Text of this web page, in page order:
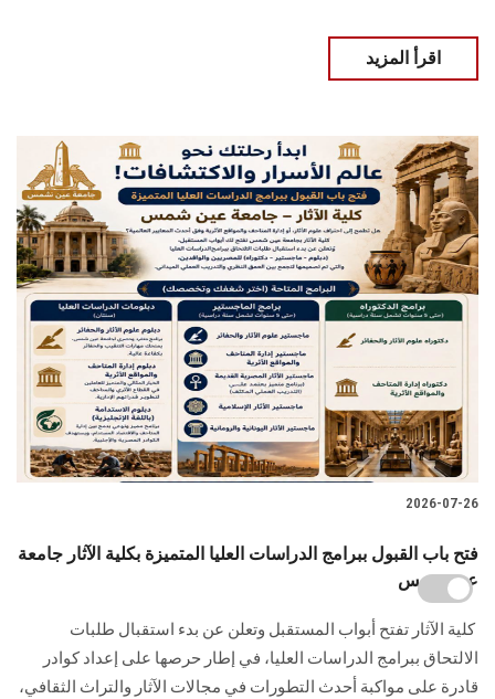
اقرأ المزيد
2026-07-26
فتح باب القبول ببرامج الدراسات العليا المتميزة بكلية الآثار جامعة
عين شمس
​ كلية الآثار تفتح أبواب المستقبل وتعلن عن بدء استقبال طلبات
الالتحاق ببرامج الدراسات العليا، في إطار حرصها على إعداد كوادر
قادرة على مواكبة أحدث التطورات في مجالات الآثار والتراث الثقافي،